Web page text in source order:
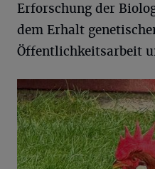
Erforschung der
dem Erhalt
Öffentlichkeitsarbeit